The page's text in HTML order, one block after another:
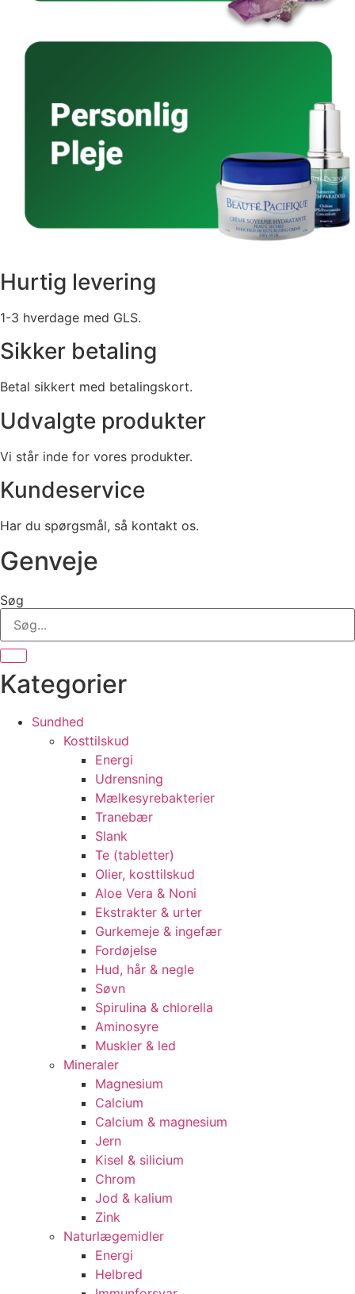
Hurtig levering
1-3 hverdage med GLS.
Sikker betaling
Betal sikkert med betalingskort.
Udvalgte produkter
Vi står inde for vores produkter.
Kundeservice
Har du spørgsmål, så kontakt os.
Genveje
Søg
Kategorier
Sundhed
Kosttilskud
Energi
Udrensning
Mælkesyrebakterier
Tranebær
Slank
Te (tabletter)
Olier, kosttilskud
Aloe Vera & Noni
Ekstrakter & urter
Gurkemeje & ingefær
Fordøjelse
Hud, hår & negle
Søvn
Spirulina & chlorella
Aminosyre
Muskler & led
Mineraler
Magnesium
Calcium
Calcium & magnesium
Jern
Kisel & silicium
Chrom
Jod & kalium
Zink
Naturlægemidler
Energi
Helbred